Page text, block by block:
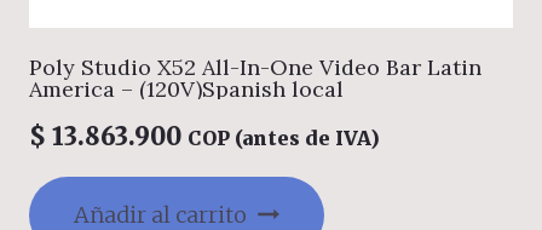
Poly Studio X52 All-In-One Video Bar Latin
America – (120V)Spanish local
$ 13.863.900 COP (antes de IVA)
Añadir al carrito